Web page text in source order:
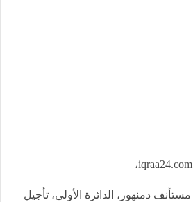
دمنهور، الدائرة الأولى، تأجيل